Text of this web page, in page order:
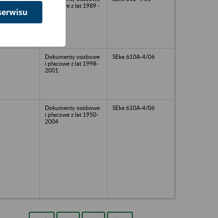
i płacowe z lat 1989 -
Dokumenty osobowe
i płacowe z lat 1998-
2001
SEke 610A-4/06
Dokumenty osobowe
i płacowe z lat 1950-
2004
SEke 610A-4/06